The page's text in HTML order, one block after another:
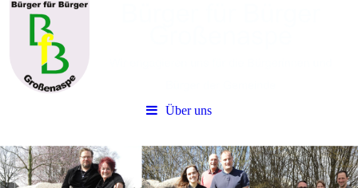
Über uns